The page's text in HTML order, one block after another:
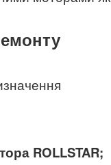
ROLLSTAR;